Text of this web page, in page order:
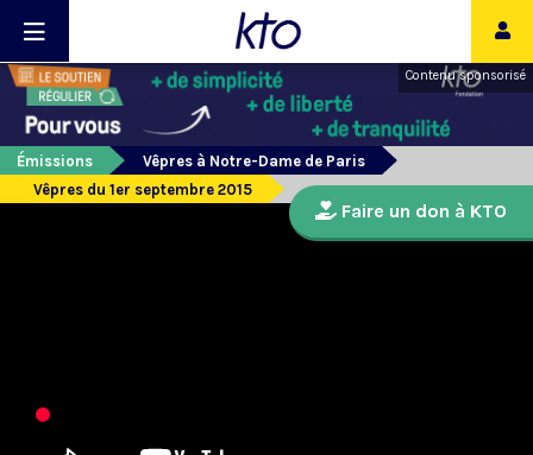
Contenu sponsorisé
Émissions
Vêpres à Notre-Dame de Paris
Vêpres du 1er septembre 2015
Faire un don à KTO